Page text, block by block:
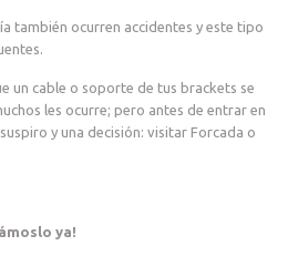
también ocurren accidentes y este tipo
un cable o soporte de tus brackets se
les ocurre; pero antes de entrar en
y una decisión: visitar Forcada o
ya!